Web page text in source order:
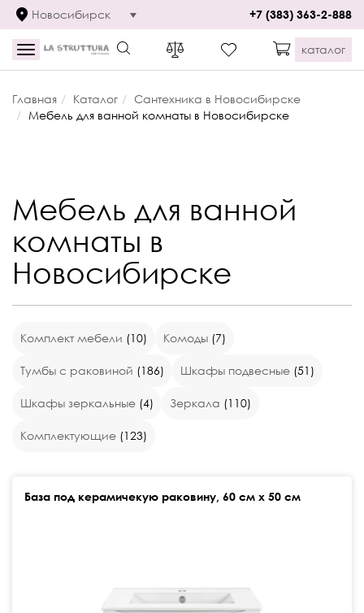
Новосибирск +7 (383) 363-2-888
Toggle
navigation
каталог
Главная Каталог
Сантехника в Новосибирске
Мебель для ванной комнаты в Новосибирске
Мебель для ванной
комнаты в
Новосибирске
Комплект мебели (10) Комоды (7)
Тумбы с раковиной (186) Шкафы подвесные (51)
Шкафы зеркальные (4) Зеркала (110)
Комплектующие (123)
База под керамичекую раковину, 60 см х 50 см